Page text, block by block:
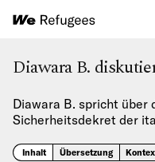
Diawara B.
Diawara B. spricht über
Sicherheitsdekret der
Inhalt Übersetzung